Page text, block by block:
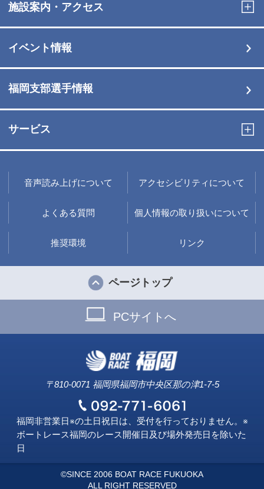
施設案内・アクセス
イベント情報
福岡支部選手情報
サービス
音声読み上げについて アクセシビリティについて
よくある質問 個人情報の取り扱いについて
推奨環境 リンク
ページトップ
PCサイトへ
〒810-0071 福岡県福岡市中央区那の津1-7-5
福岡非営業日※の土日祝日は、受付を行っておりません。※
ボートレース福岡のレース開催日及び場外発売日を除いた
日
©SINCE 2006 BOAT RACE FUKUOKA
ALL RIGHT RESERVED